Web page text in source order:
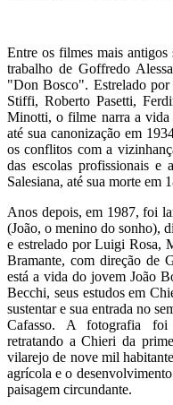
Entre os filmes mais antigos
trabalho de Goffredo
"Don Bosco". Estrelado
Stiffi, Roberto Pasetti,
Minotti, o filme narra a vida
até sua canonização em
os conflitos com a
das escolas profissionais e
Salesiana, até sua morte em
Anos depois, em 1987, foi
(João, o menino do sonho),
e estrelado por Luigi Rosa,
Bramante, com direção de
está a vida do jovem João
Becchi, seus estudos em
sustentar e sua entrada no
Cafasso. A fotografia foi
retratando a Chieri da
vilarejo de nove mil
agrícola e o
paisagem circundante.